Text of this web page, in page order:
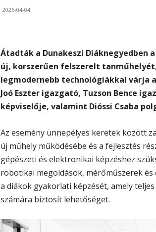
2026-04-04
Átadták a Dunakeszi Diáknegyedben
új, korszerűen felszerelt
legmodernebb technológiákkal várja
Joó Eszter igazgató, Tuzson Bence
képviselője, valamint Dióssi Csaba
Az esemény ünnepélyes keretek között
új műhely működésébe és a fejlesztés
gépészeti és elektronikai képzéshez
robotikai megoldások, mérőműszerek
a diákok gyakorlati képzését, amely
számára biztosít lehetőséget.